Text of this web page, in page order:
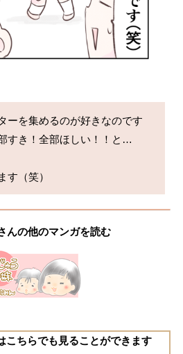
ーを集めるのが好きなのです
すき！全部ほしい！！と…
す（笑）
んの他のマンガを読む
こちらでも見ることができます